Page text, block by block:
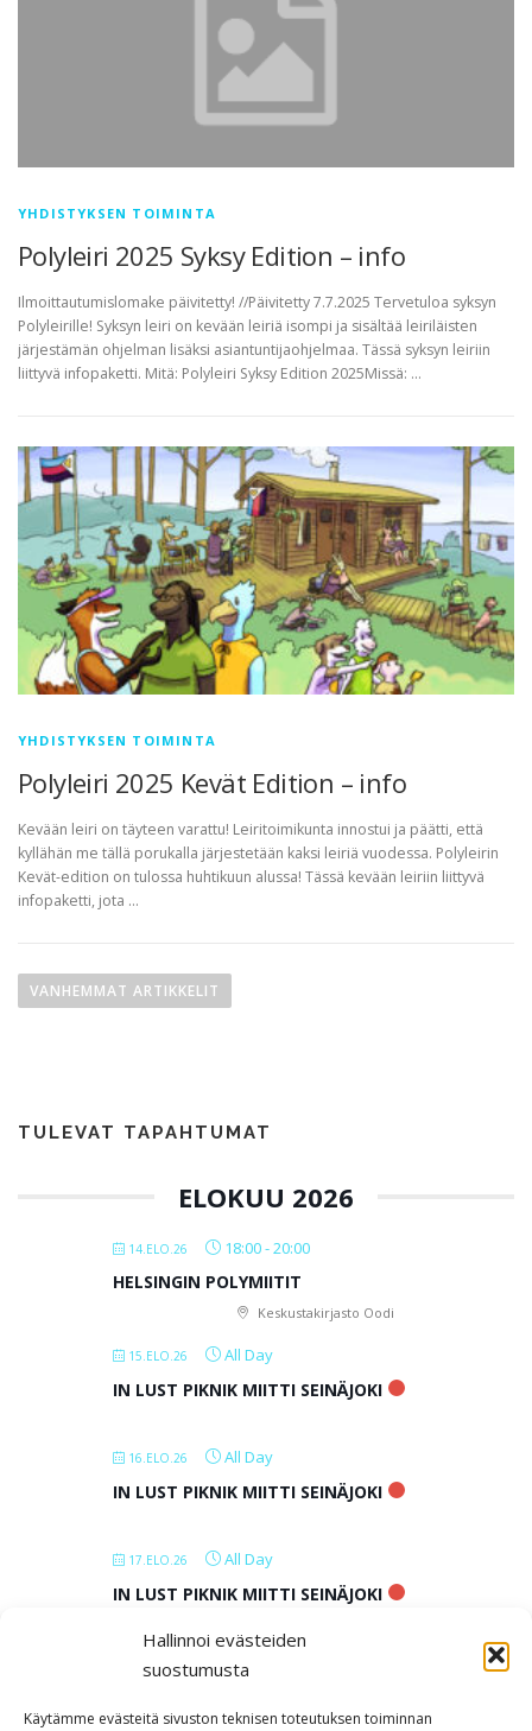
Hallinnoi evästeiden
suostumusta
Käytämme evästeitä sivuston teknisen toteutuksen toiminnan
YHDISTYKSEN TOIMINTA
Polyleiri 2025 Syksy Edition – info
Ilmoittautumislomake päivitetty! //Päivitetty 7.7.2025 Tervetuloa syksyn
Polyleirille! Syksyn leiri on kevään leiriä isompi ja sisältää leiriläisten
järjestämän ohjelman lisäksi asiantuntijaohjelmaa. Tässä syksyn leiriin
liittyvä infopaketti. Mitä: Polyleiri Syksy Edition 2025Missä: …
YHDISTYKSEN TOIMINTA
Polyleiri 2025 Kevät Edition – info
Kevään leiri on täyteen varattu! Leiritoimikunta innostui ja päätti, että
kyllähän me tällä porukalla järjestetään kaksi leiriä vuodessa. Polyleirin
Kevät-edition on tulossa huhtikuun alussa! Tässä kevään leiriin liittyvä
infopaketti, jota …
e
VANHEMMAT ARTIKKELIT
TULEVAT TAPAHTUMAT
ELOKUU 2026
14.ELO.26 18:00-20:00
HELSINGIN POLYMIITIT
Keskustakirjasto Oodi
15.ELO.26 All Day
IN LUST PIKNIK MIITTI SEINÄJOKI
16.ELO.26 All Day
IN LUST PIKNIK MIITTI SEINÄJOKI
17.ELO.26 All Day
IN LUST PIKNIK MIITTI SEINÄJOKI
18.ELO.26 All Day